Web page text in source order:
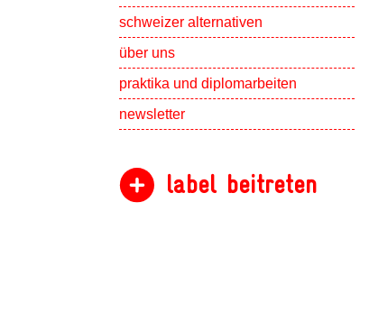
schweizer alternativen
über uns
praktika und diplomarbeiten
newsletter
label beitreten